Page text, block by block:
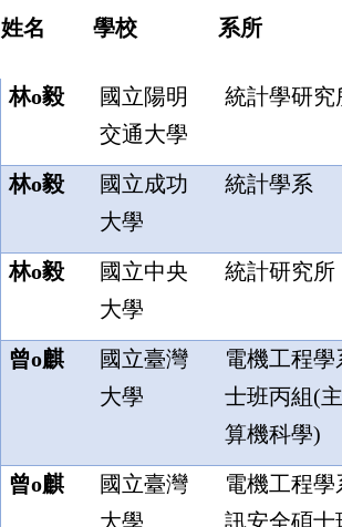
姓名 學校 系所
林o毅
國立陽明
交通大學
統計學研究
林o毅
國立成功
大學
統計學系
林o毅
國立中央
大學
統計研究所
曾o麒
國立臺灣
大學
電機工程學
士班丙組(
算機科學)
曾o麒
國立臺灣
大學
電機工程學
訊安全碩士